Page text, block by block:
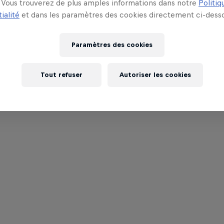
trouverez de plus amples informations dans notre
et dans les paramètres des cookies directement ci-
Paramètres des cookies
Tout refuser Autoriser les cookies